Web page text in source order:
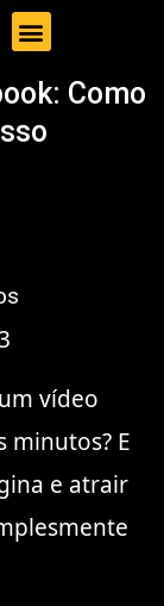
Como
vídeo
minutos? E
e atrair